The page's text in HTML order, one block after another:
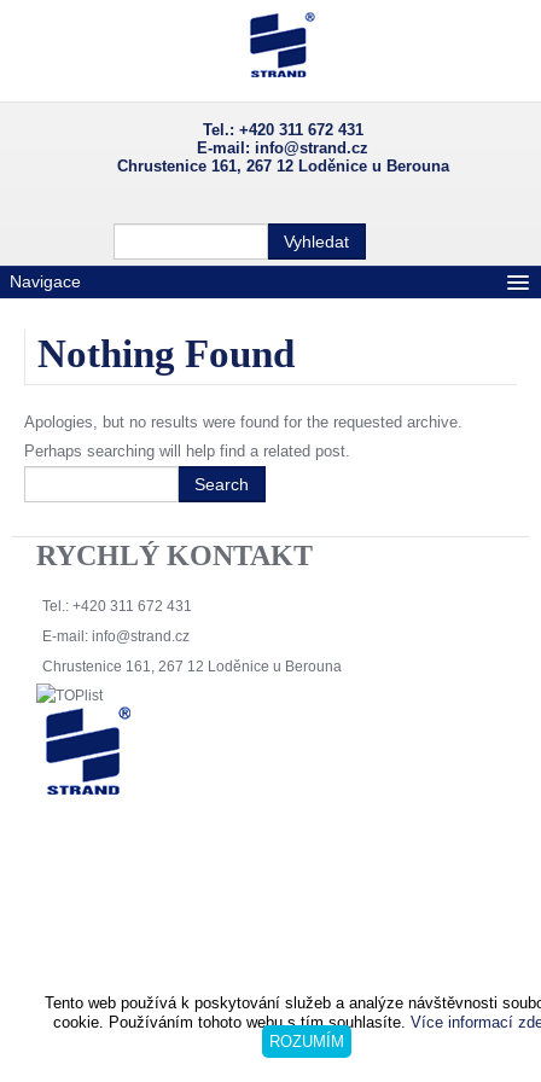
Tel.: +420 311 672 431
E-mail: info@strand.cz
Chrustenice 161, 267 12 Loděnice u Berouna
Navigace
Vyhledat
Aktuality
Výrobky
Reference
Fotogalerie
Nothing Found
Apologies, but no results were found for the requested archive.
Perhaps searching will help find a related post.
Search
RYCHLÝ KONTAKT
Tel.: +420 311 672 431
E-mail: info@strand.cz
Chrustenice 161, 267 12 Loděnice u Berouna
Tento web používá k poskytování služeb a analýze návštěvnosti
cookie. Používáním tohoto webu s tím souhlasíte. Více informací
ROZUMÍM